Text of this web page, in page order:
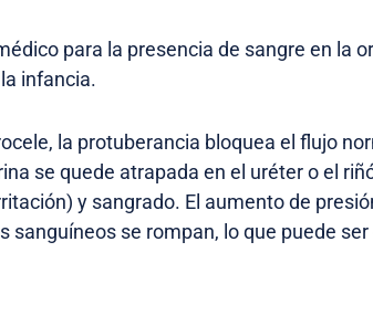
para la presencia de sangre en la
infancia.
la protuberancia bloquea el flujo
se quede atrapada en el uréter o el
y sangrado. El aumento de
sanguíneos se rompan, lo que puede